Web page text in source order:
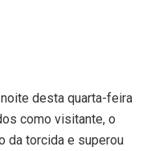
noite desta quarta-feira
como visitante, o
da torcida e superou